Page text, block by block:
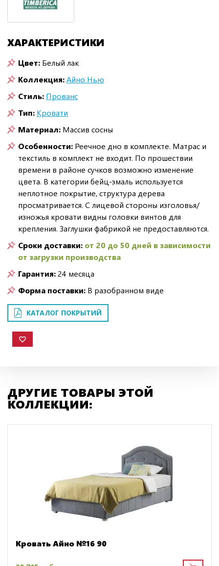
ХАРАКТЕРИСТИКИ
Цвет: Белый лак
Коллекция:Айно Нью
Стиль: Прованс
Тип: Кровати
Материал: Массив сосны
Особенности: Реечное дно в комплекте. Матрас и
текстиль в комплект не входит. По прошествии
времени в районе сучков возможно изменение
цвета. В категории бейц-эмаль используется
неплотное покрытие, структура дерева
просматривается. С лицевой стороны изголовья/
изножья кровати видны головки винтов для
крепления. Заглушки фабрикой не предоставляются.
Сроки доставки: от 20 до 50 дней в зависимости
от загрузки производства
Гарантия:24 месяца
Форма поставки: В разобранном виде
КАТАЛОГ ПОКРЫТИЙ
ДРУГИЕ ТОВАРЫ ЭТОЙ
КОЛЛЕКЦИИ:
Кровать Айно №16 90